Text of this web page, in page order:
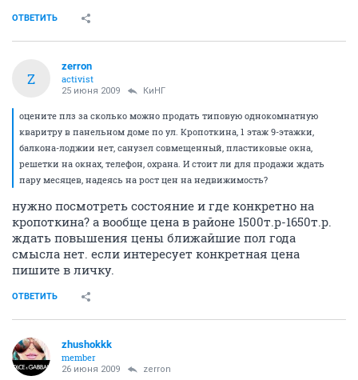
ОТВЕТИТЬ
Z
zerron
activist
25 июня 2009 КиНГ
оцените плз за сколько можно продать типовую однокомнатную
кваритру в панельном доме по ул. Кропоткина, 1 этаж 9-этажки,
балкона-лоджии нет, санузел совмещенный, пластиковые окна,
решетки на окнах, телефон, охрана. И стоит ли для продажи ждать
пару месяцев, надеясь на рост цен на недвижимость?
нужно посмотреть состояние и где конкретно на
кропоткина? а вообще цена в районе 1500т.р-1650т.р.
ждать повышения цены ближайшие пол года
смысла нет. если интересует конкретная цена
пишите в личку.
ОТВЕТИТЬ
zhushokkk
member
26 июня 2009 zerron